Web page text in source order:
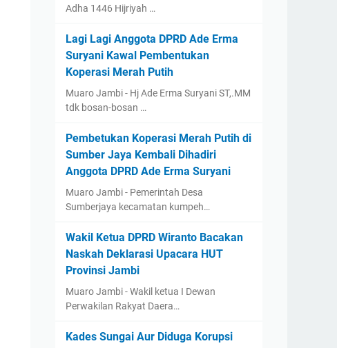
Adha 1446 Hijriyah …
Lagi Lagi Anggota DPRD Ade Erma
Suryani Kawal Pembentukan
Koperasi Merah Putih
Muaro Jambi - Hj Ade Erma Suryani ST,.MM
tdk bosan-bosan …
Pembetukan Koperasi Merah Putih di
Sumber Jaya Kembali Dihadiri
Anggota DPRD Ade Erma Suryani
Muaro Jambi - Pemerintah Desa
Sumberjaya kecamatan kumpeh…
Wakil Ketua DPRD Wiranto Bacakan
Naskah Deklarasi Upacara HUT
Provinsi Jambi
Muaro Jambi - Wakil ketua I Dewan
Perwakilan Rakyat Daera…
Kades Sungai Aur Diduga Korupsi